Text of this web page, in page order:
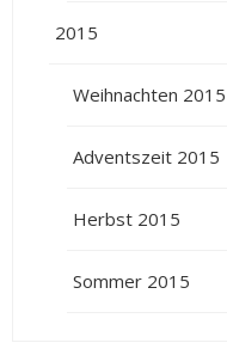
2015
Weihnachten 2015
Adventszeit 2015
Herbst 2015
Sommer 2015